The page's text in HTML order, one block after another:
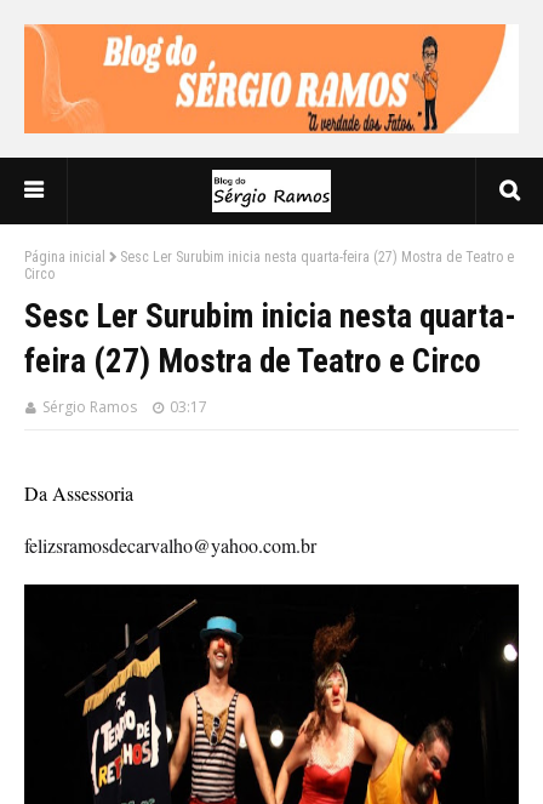
Página inicial
Sesc Ler Surubim inicia nesta quarta-feira (27) Mostra de Teatro e
Circo
Sesc Ler Surubim inicia nesta quarta-
feira (27) Mostra de Teatro e Circo
Sérgio Ramos 03:17
Da Assessoria
felizsramosdecarvalho@yahoo.com.br